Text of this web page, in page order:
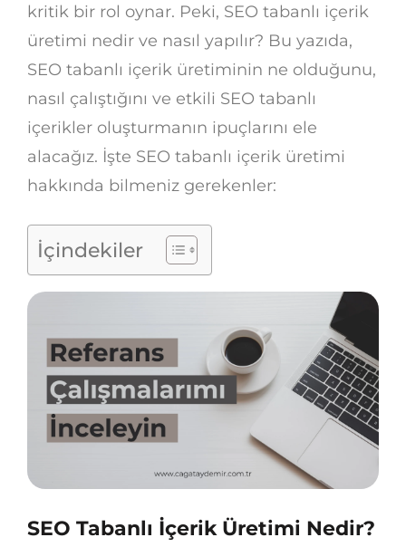
kritik bir rol oynar. Peki, SEO tabanlı içerik
üretimi nedir ve nasıl yapılır? Bu yazıda,
SEO tabanlı içerik üretiminin ne olduğunu,
nasıl çalıştığını ve etkili SEO tabanlı
içerikler oluşturmanın ipuçlarını ele
alacağız. İşte SEO tabanlı içerik üretimi
hakkında bilmeniz gerekenler:
İçindekiler
SEO Tabanlı İçerik Üretimi Nedir?